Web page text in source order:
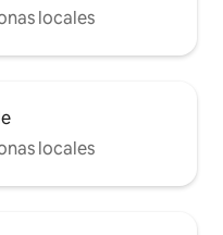
locales
locales